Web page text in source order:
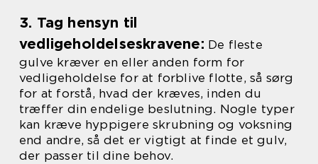
3. Tag hensyn til
vedligeholdelseskravene: De fleste
gulve kræver en eller anden form for
vedligeholdelse for at forblive flotte, så sørg
for at forstå, hvad der kræves, inden du
træffer din endelige beslutning. Nogle typer
kan kræve hyppigere skrubning og voksning
end andre, så det er vigtigt at finde et gulv,
der passer til dine behov.